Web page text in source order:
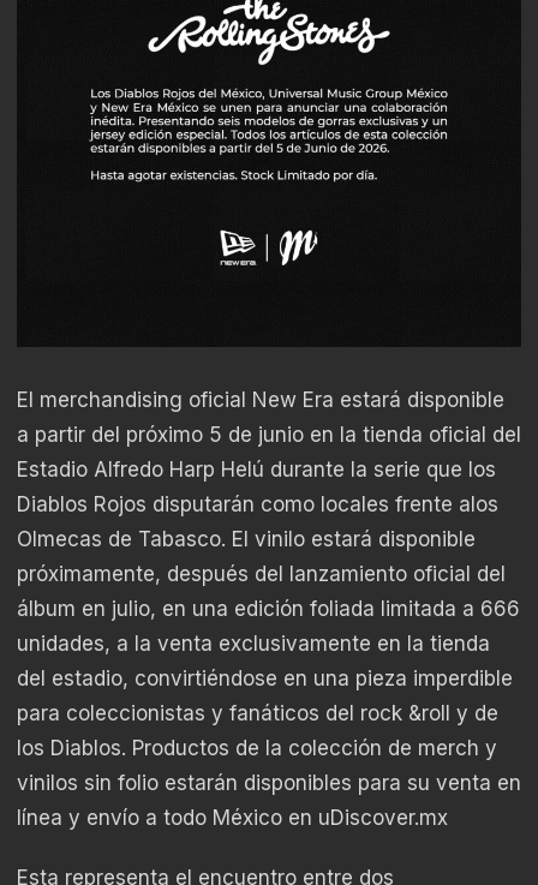
El merchandising oficial New Era estará disponible
a partir del próximo 5 de junio en la tienda oficial del
Estadio Alfredo Harp Helú durante la serie que los
Diablos Rojos disputarán como locales frente alos
Olmecas de Tabasco. El vinilo estará disponible
próximamente, después del lanzamiento oficial del
álbum en julio, en una edición foliada limitada a 666
unidades, a la venta exclusivamente en la tienda
del estadio, convirtiéndose en una pieza imperdible
para coleccionistas y fanáticos del rock &roll y de
los Diablos. Productos de la colección de merch y
vinilos sin folio estarán disponibles para su venta en
línea y envío a todo México en uDiscover.mx
Esta representa el encuentro entre dos